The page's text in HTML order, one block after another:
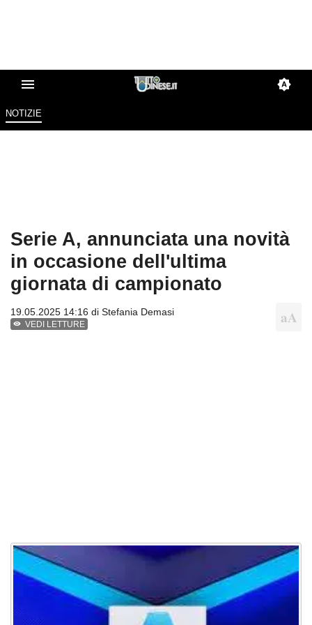
NOTIZIE
Serie A, annunciata una novità
in occasione dell'ultima
giornata di campionato
19.05.2025 14:16 di Stefania Demasi
VEDI LETTURE